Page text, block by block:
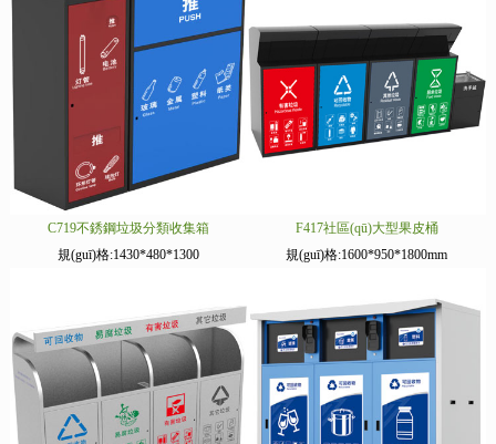
C719不銹鋼垃圾分類收集箱
規(guī)格:1430*480*1300
F417社區(qū)大型果皮桶
規(guī)格:1600*950*1800mm